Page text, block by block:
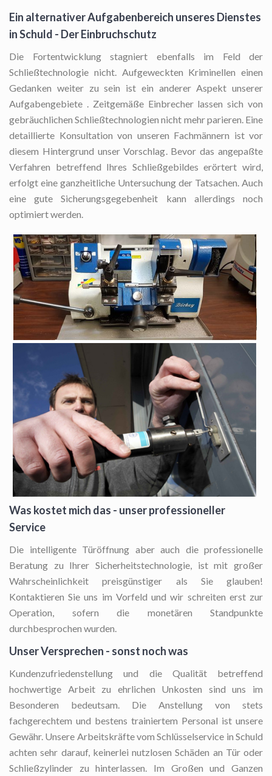
Ein alternativer Aufgabenbereich unseres Dienstes
in Schuld - Der Einbruchschutz
Die Fortentwicklung stagniert ebenfalls im Feld der
Schließtechnologie nicht. Aufgeweckten Kriminellen einen
Gedanken weiter zu sein ist ein anderer Aspekt unserer
Aufgabengebiete . Zeitgemäße Einbrecher lassen sich von
gebräuchlichen Schließtechnologien nicht mehr parieren. Eine
detaillierte Konsultation von unseren Fachmännern ist vor
diesem Hintergrund unser Vorschlag. Bevor das angepaßte
Verfahren betreffend Ihres Schließgebildes erörtert wird,
erfolgt eine ganzheitliche Untersuchung der Tatsachen. Auch
eine gute Sicherungsgegebenheit kann allerdings noch
optimiert werden.
Was kostet mich das - unser professioneller
Service
Die intelligente Türöffnung aber auch die professionelle
Beratung zu Ihrer Sicherheitstechnologie, ist mit großer
Wahrscheinlichkeit preisgünstiger als Sie glauben!
Kontaktieren Sie uns im Vorfeld und wir schreiten erst zur
Operation, sofern die monetären Standpunkte
durchbesprochen wurden.
Unser Versprechen - sonst noch was
Kundenzufriedenstellung und die Qualität betreffend
hochwertige Arbeit zu ehrlichen Unkosten sind uns im
Besonderen bedeutsam. Die Anstellung von stets
fachgerechtem und bestens trainiertem Personal ist unsere
Gewähr. Unsere Arbeitskräfte vom Schlüsselservice in Schuld
achten sehr darauf, keinerlei nutzlosen Schäden an Tür oder
Schließzylinder zu hinterlassen. Im Großen und Ganzen